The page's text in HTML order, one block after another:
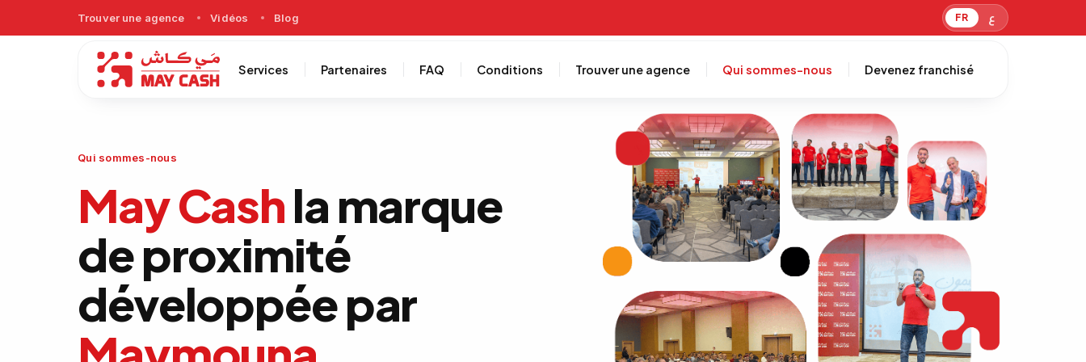
Trouver une agence Vidéos Blog FR ع
Services Partenaires FAQ Conditions Trouver une agence Qui sommes-nous Devenez franchisé
Qui sommes-nous
May Cashla marque
de proximité
développée par